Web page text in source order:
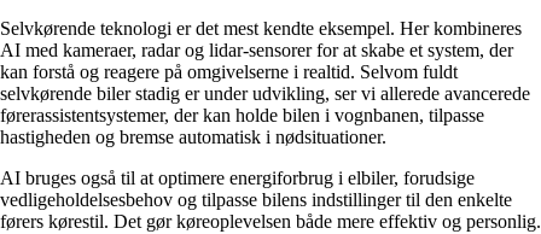
Selvkørende teknologi er det mest kendte eksempel. Her kombineres
AI med kameraer, radar og lidar-sensorer for at skabe et system, der
kan forstå og reagere på omgivelserne i realtid. Selvom fuldt
selvkørende biler stadig er under udvikling, ser vi allerede avancerede
førerassistentsystemer, der kan holde bilen i vognbanen, tilpasse
hastigheden og bremse automatisk i nødsituationer.
AI bruges også til at optimere energiforbrug i elbiler, forudsige
vedligeholdelsesbehov og tilpasse bilens indstillinger til den enkelte
førers kørestil. Det gør køreoplevelsen både mere effektiv og personlig.